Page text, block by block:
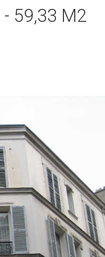
- 59,33 M2